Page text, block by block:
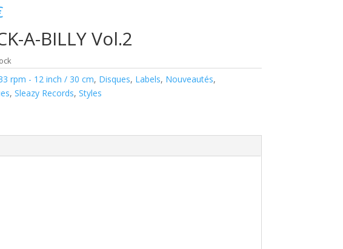
A-BILLY Vol.2
rpm - 12 inch / 30 cm, Disques, Labels, Nouveautés,
, Sleazy Records, Styles